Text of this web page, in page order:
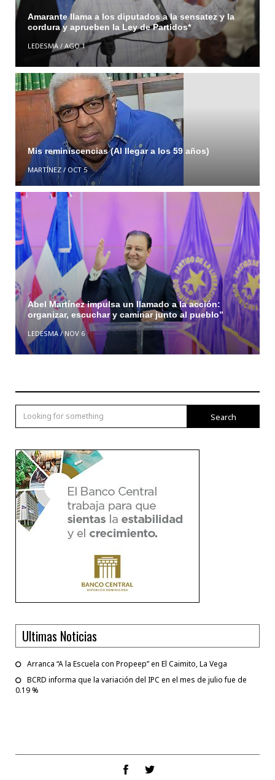
Amarante llama a los diputados a la sensatez y la
cordura y aprueben la Ley de Partidos*
LEDESMA/ AGO 1
Mis reminiscencias (Al llegar a los 59 años)
MARTÍNEZ/ OCT 5
Abel Martínez impulsa un llamado a la acción:
organizar, escuchar y caminar junto al pueblo”
LEDESMA/NOV 6
Search
Ultimas Noticias
Arranca “A la Escuela con Propeep” en El Caimito, La Vega
BCRD informa que la variación del IPC en el mes de julio fue de
0.19 %